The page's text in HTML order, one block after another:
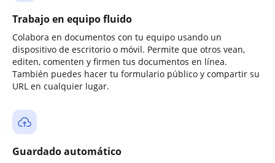
Trabajo en equipo fluido
Colabora en documentos con tu equipo usando un
dispositivo de escritorio o móvil. Permite que otros vean,
editen, comenten y firmen tus documentos en línea.
También puedes hacer tu formulario público y compartir su
URL en cualquier lugar.
Guardado automático